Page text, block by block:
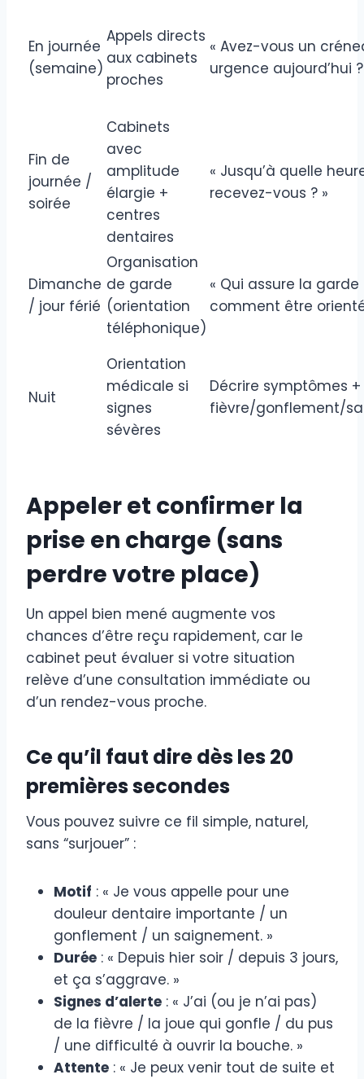
En journée
(semaine)
Appels directs
aux cabinets
proches
« Avez-vous un
urgence aujourd’hui
Fin de
journée /
soirée
Cabinets
avec
amplitude
élargie +
centres
dentaires
« Jusqu’à quelle
recevez-vous ? »
Dimanche
/ jour férié
Organisation
de garde
(orientation
téléphonique)
« Qui assure la garde
comment être
Nuit
Orientation
médicale si
signes
sévères
Décrire symptômes +
fièvre/gonflement/
Appeler et confirmer la
prise en charge (sans
perdre votre place)
Un appel bien mené augmente vos
chances d’être reçu rapidement, car le
cabinet peut évaluer si votre situation
relève d’une consultation immédiate ou
d’un rendez-vous proche.
Ce qu’il faut dire dès les 20
premières secondes
Vous pouvez suivre ce fil simple, naturel,
sans “surjouer” :
Motif : « Je vous appelle pour une
douleur dentaire importante / un
gonflement / un saignement. »
Durée : « Depuis hier soir / depuis 3 jours,
et ça s’aggrave. »
Signes d’alerte : « J’ai (ou je n’ai pas)
de la fièvre / la joue qui gonfle / du pus
/ une difficulté à ouvrir la bouche. »
Attente : « Je peux venir tout de suite et